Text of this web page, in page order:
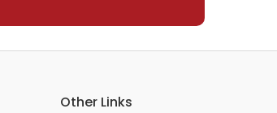
Other Links